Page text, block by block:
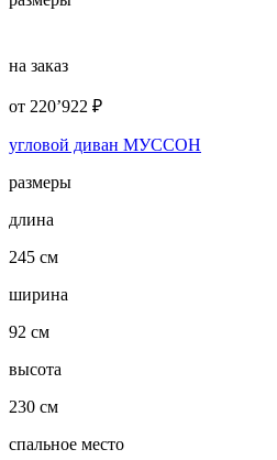
на заказ
от 220’922 ₽
угловой диван МУССОН
размеры
длина
245 см
ширина
92 см
высота
230 см
спальное место